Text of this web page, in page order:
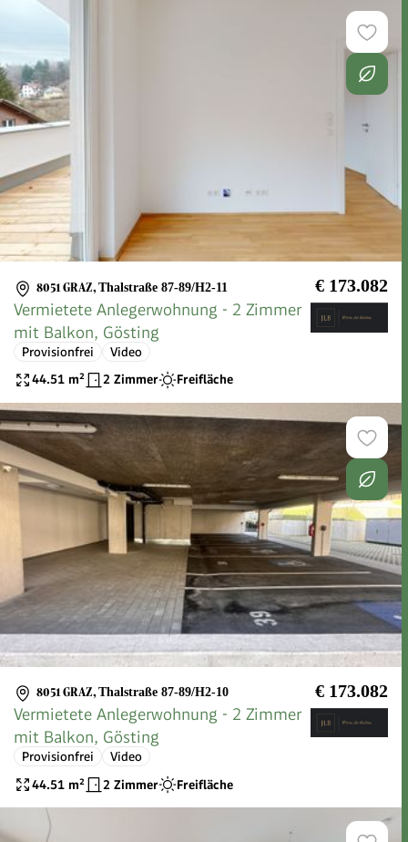
8051 GRAZ, Thalstraße 87-89/H2-11 € 173.082
Vermietete Anlegerwohnung - 2 Zimmer
mit Balkon, Gösting
Provisionfrei
Video
44.51 m² 2 Zimmer Freifläche
8051 GRAZ, Thalstraße 87-89/H2-10 € 173.082
Vermietete Anlegerwohnung - 2 Zimmer
mit Balkon, Gösting
Provisionfrei
Video
44.51 m² 2 Zimmer Freifläche